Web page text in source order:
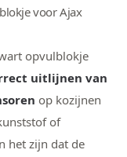
voor Ajax
opvulblokje
uitlijnen van
op kozijnen
of
het zijn dat de